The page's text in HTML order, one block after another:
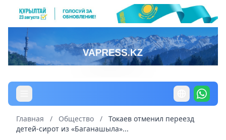
Главная / Общество /
Токаев отменил переезд
детей-сирот из «Баганашыла»...